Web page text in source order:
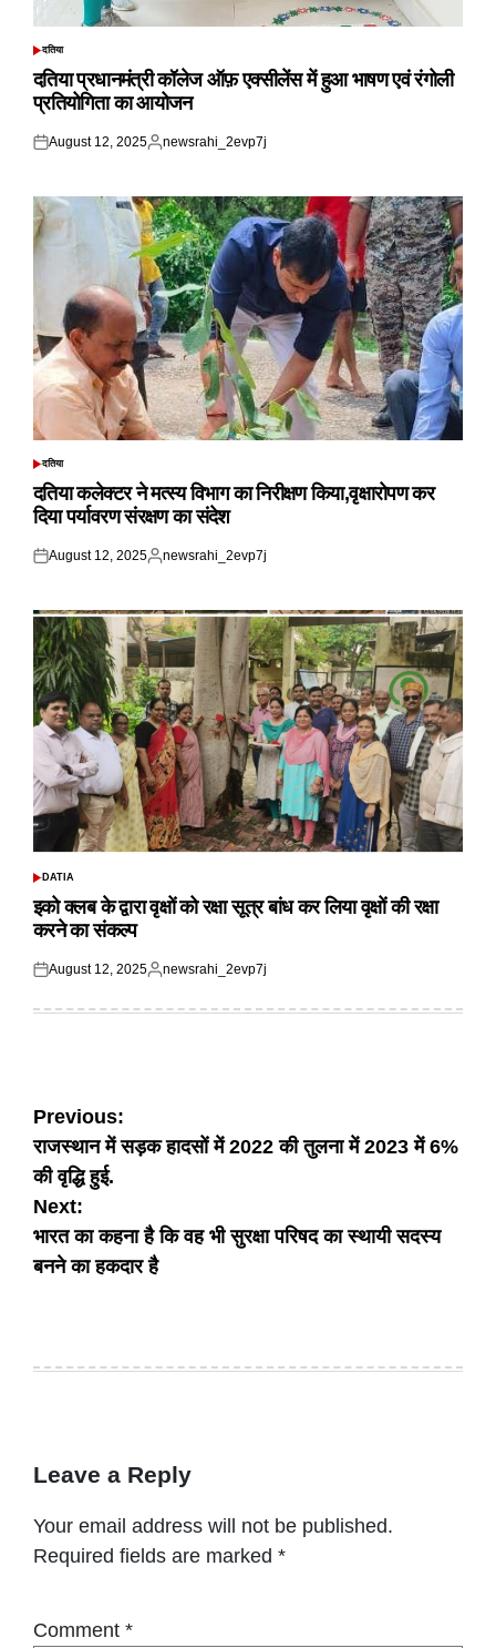
POSTED
दतिया
दतिया प्रधानमंत्री कॉलेज ऑफ़ एक्सीलेंस में हुआ भाषण एवं रंगोली
प्रतियोगिता का आयोजन
Posted
August 12, 2025
Posted
newsrahi_2evp7j
POSTED
दतिया
दतिया कलेक्टर ने मत्स्य विभाग का निरीक्षण किया,वृक्षारोपण कर
दिया पर्यावरण संरक्षण का संदेश
Posted
August 12, 2025
Posted
newsrahi_2evp7j
POSTED
DATIA
इको क्लब के द्वारा वृक्षों को रक्षा सूत्र बांध कर लिया वृक्षों की रक्षा
करने का संकल्प
Posted
August 12, 2025
Posted
newsrahi_2evp7j
Post
navigation
Previous:
राजस्थान में सड़क हादसों में 2022 की तुलना में 2023 में 6%
की वृद्धि हुई.
Next:
भारत का कहना है कि वह भी सुरक्षा परिषद का स्थायी सदस्य
बनने का हकदार है
Leave a Reply
Your email address will not be published.
Required fields are marked *
Comment *